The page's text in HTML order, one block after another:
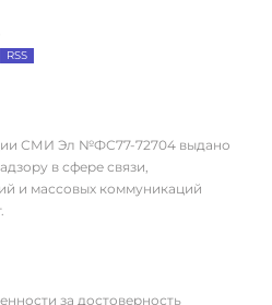
RSS
СМИ Эл №ФС77-72704 выдано
в сфере связи,
и массовых коммуникаций
за достоверность